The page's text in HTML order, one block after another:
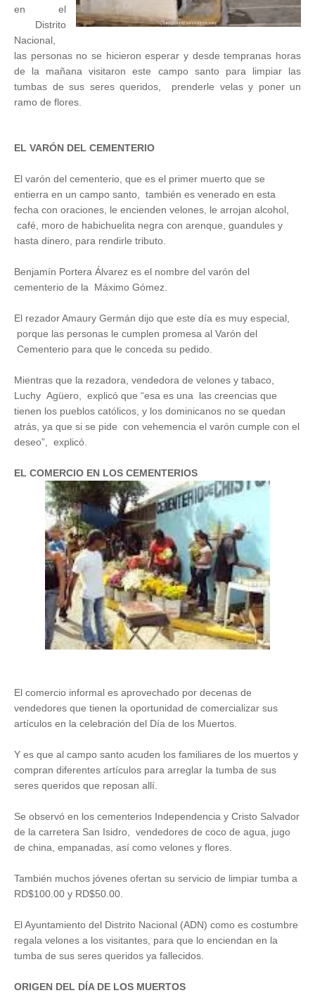
en el
Distrito
Nacional,
las personas no se hicieron esperar y desde tempranas horas
de la mañana visitaron este campo santo para limpiar las
tumbas de sus seres queridos, prenderle velas y poner un
ramo de flores.
EL VARÓN DEL CEMENTERIO
El varón del cementerio, que es el primer muerto que se
entierra en un campo santo, también es venerado en esta
fecha con oraciones, le encienden velones, le arrojan alcohol,
café, moro de habichuelita negra con arenque, guandules y
hasta dinero, para rendirle tributo.
Benjamín Portera Álvarez es el nombre del varón del
cementerio de la Máximo Gómez.
El rezador Amaury Germán dijo que este día es muy especial,
porque las personas le cumplen promesa al Varón del
Cementerio para que le conceda su pedido.
Mientras que la rezadora, vendedora de velones y tabaco,
Luchy Agüero, explicó que “esa es una las creencias que
tienen los pueblos católicos, y los dominicanos no se quedan
atrás, ya que si se pide con vehemencia el varón cumple con el
deseo”, explicó.
EL COMERCIO EN LOS CEMENTERIOS
El comercio informal es aprovechado por decenas de
vendedores que tienen la oportunidad de comercializar sus
artículos en la celebración del Día de los Muertos.
Y es que al campo santo acuden los familiares de los muertos y
compran diferentes artículos para arreglar la tumba de sus
seres queridos que reposan allí.
Se observó en los cementerios Independencia y Cristo Salvador
de la carretera San Isidro, vendedores de coco de agua, jugo
de china, empanadas, así como velones y flores.
También muchos jóvenes ofertan su servicio de limpiar tumba a
RD$100.00 y RD$50.00.
El Ayuntamiento del Distrito Nacional (ADN) como es costumbre
regala velones a los visitantes, para que lo enciendan en la
tumba de sus seres queridos ya fallecidos.
ORIGEN DEL DÍA DE LOS MUERTOS